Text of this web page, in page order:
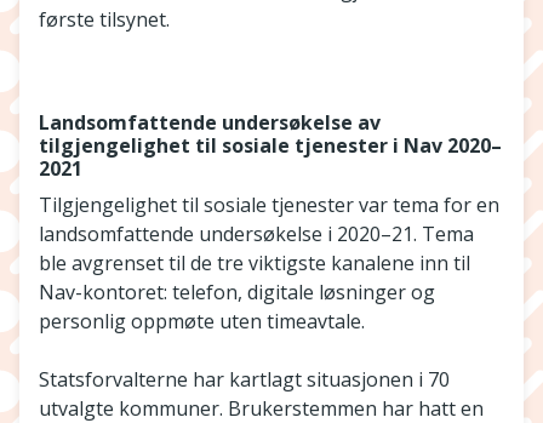
første tilsynet.
Landsomfattende undersøkelse av
tilgjengelighet til sosiale tjenester i Nav 2020–
2021
Tilgjengelighet til sosiale tjenester var tema for en
landsomfattende undersøkelse i 2020–21. Tema
ble avgrenset til de tre viktigste kanalene inn til
Nav-kontoret: telefon, digitale løsninger og
personlig oppmøte uten timeavtale.
Statsforvalterne har kartlagt situasjonen i 70
utvalgte kommuner. Brukerstemmen har hatt en